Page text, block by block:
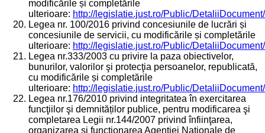
modificările și completările
ulterioare: http://legislatie.just.ro/Public/
Legea nr. 100/2016 privind concesiunile de lucrări și
concesiunile de servicii, cu modificările și completările
ulterioare: http://legislatie.just.ro/Public/
Legea nr.333/2003 cu privire la paza obiectivelor,
bunurilor, valorilor şi protecţia persoanelor, republicată,
cu modificările și completările
ulterioare: http://legislatie.just.ro/Public/
Legea nr.176/2010 privind integritatea în exercitarea
funcţiilor şi demnităților publice, pentru modificarea şi
completarea Legii nr.144/2007 privind înfiinţarea,
organizarea şi funcţionarea Agenţiei Naţionale de